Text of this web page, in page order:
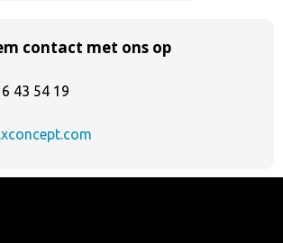
contact met ons op
43 54 19